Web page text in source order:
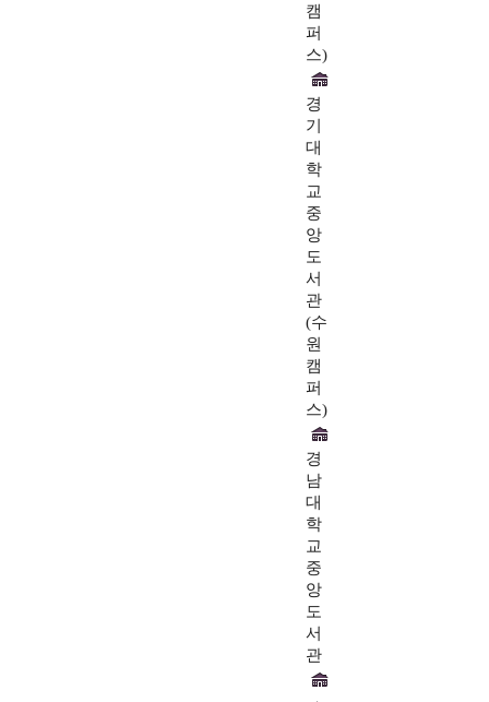
캠
퍼
스)
경
기
대
학
교
중
앙
도
서
관
(수
원
캠
퍼
스)
경
남
대
학
교
중
앙
도
서
관